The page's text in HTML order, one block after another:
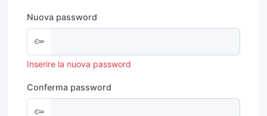
Nuova password
Inserire la nuova password
Conferma password